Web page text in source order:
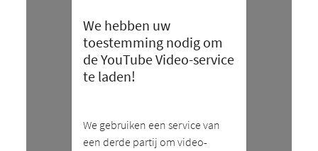
We hebben uw
toestemming nodig om
de YouTube Video-service
te laden!
We gebruiken een service van
een derde partij om video-